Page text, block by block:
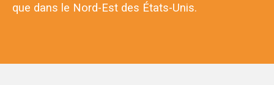
que dans le Nord-Est des États-Unis.